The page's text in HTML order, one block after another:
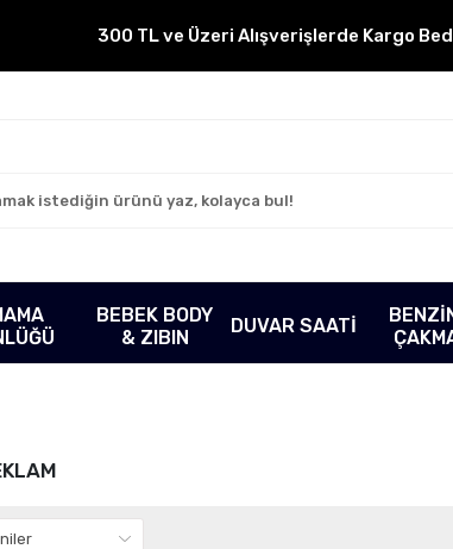
300 TL ve Üzeri Alışverişlerde Kargo
BEBEK BODY
& ZIBIN
DUVAR SAATİ